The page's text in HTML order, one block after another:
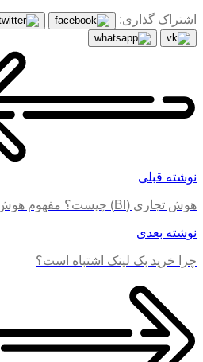
اشتراک گذاری:
نوشته قبلی
هوش تجاری (BI) چیست؟ مفهوم هوش تجاری به زبان ساده
نوشته بعدی
چرا خرید بک لینک اشتباه است؟